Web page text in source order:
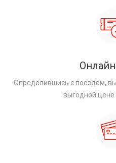
Определившись с поездом,
выгодной цене